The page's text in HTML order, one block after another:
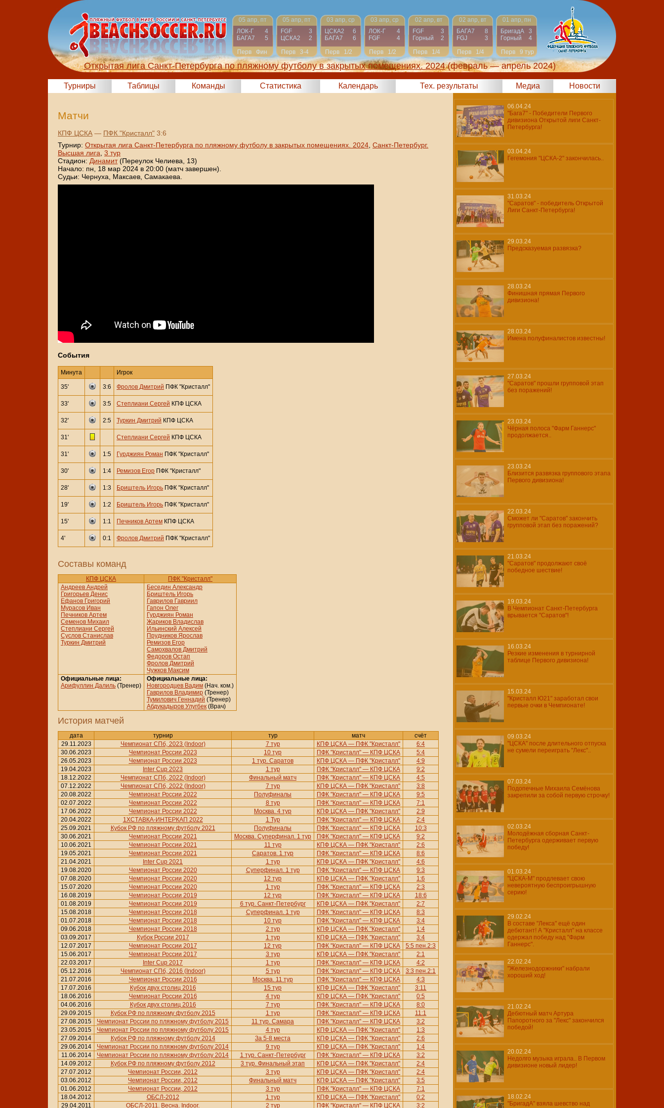
05 апр, пт
ЛОК-Г
4
БАГА7
5
Перв
Фин
05 апр, пт
FGF
3
ЦСКА2
2
Перв
3-4
03 апр, ср
ЦСКА2
6
БАГА7
6
Перв
1/2
03 апр, ср
ЛОК-Г
4
FGF
4
Перв
1/2
02 апр, вт
FGF
3
Горный
2
Перв
1/4
02 апр, вт
БАГА7
8
FGJ
3
Перв
1/4
01 апр, пн
БригадА
3
Горный
4
Перв
9 тур
Открытая лига Санкт-Петербурга по пляжному футболу в закрытых помещениях. 2024 (февраль — апрель 2024)
Турниры Таблицы Команды Статистика Календарь Тех. результаты Медиа Новости
Матчи
КПФ ЦСКА — ПФК "Кристалл" 3:6
Турнир: Открытая лига Санкт-Петербурга по пляжному футболу в закрытых помещениях. 2024 Санкт-Петербург.
Высшая лига 3 тур
Стадион: Динамит(Переулок Челиева, 13)
Начало: пн, 18 мар 2024 в 20:00 (матч завершен).
Судьи: Чернуха, Максаев, Самакаева.
События
Минута Игрок
35' 3:6 Фролов Дмитрий ПФК "Кристалл"
33' 3:5 Степлиани Сергей КПФ ЦСКА
32' 2:5 Туркин Дмитрий КПФ ЦСКА
31' Степлиани Сергей КПФ ЦСКА
31' 1:5 Гурджиян Роман ПФК "Кристалл"
30' 1:4 Ремизов Егор ПФК "Кристалл"
28' 1:3 Бриштель Игорь ПФК "Кристалл"
19' 1:2 Бриштель Игорь ПФК "Кристалл"
15' 1:1 Печников Артем КПФ ЦСКА
4' 0:1 Фролов Дмитрий ПФК "Кристалл"
Составы команд
КПФ ЦСКА
ПФК "Кристалл"
Андреев Андрей
Григорьев Денис
Ефанов Григорий
Мурасов Иван
Печников Артем
Семенов Михаил
Степлиани Сергей
Суслов Станислав
Туркин Дмитрий
Беседин Александр
Бриштель Игорь
Гаврилов Гавриил
Гапон Олег
Гурджиян Роман
Жариков Владислав
Ильинский Алексей
Прудников Ярослав
Ремизов Егор
Самохвалов Дмитрий
Федоров Остап
Фролов Дмитрий
Чужков Максим
Официальные лица:
Арифуллин Далиль (Тренер)
Официальные лица:
Новгородцев Вадим (Нач. ком.)
Гаврилов Владимир (Тренер)
Тумилович Геннадий (Тренер)
Абдукадыров Улугбек (Врач)
История матчей
дата турнир тур матч
счёт
29.11.2023
Чемпионат СПб, 2023 (Indoor) 7 тур КПФ ЦСКА — ПФК "Кристалл"
6:4
30.06.2023
Чемпионат России 2023 10 тур ПФК "Кристалл" — КПФ ЦСКА
5:4
26.05.2023
Чемпионат России 2023 1 тур. Саратов КПФ ЦСКА — ПФК "Кристалл"
4:9
19.04.2023
Inter Cup 2023 1 тур ПФК "Кристалл" — КПФ ЦСКА
9:2
18.12.2022
Чемпионат СПб, 2022 (Indoor) Финальный матч ПФК "Кристалл" — КПФ ЦСКА
4:5
07.12.2022
Чемпионат СПб, 2022 (Indoor) 7 тур КПФ ЦСКА — ПФК "Кристалл"
3:8
20.08.2022
Чемпионат России 2022 Полуфиналы ПФК "Кристалл" — КПФ ЦСКА
9:5
02.07.2022
Чемпионат России 2022 8 тур ПФК "Кристалл" — КПФ ЦСКА
7:1
17.06.2022
Чемпионат России 2022 Москва. 4 тур КПФ ЦСКА — ПФК "Кристалл"
2:9
20.04.2022
1ХСТАВКА-ИНТЕРКАП 2022 1 Тур ПФК "Кристалл" — КПФ ЦСКА
2:4
25.09.2021
Кубок РФ по пляжному футболу 2021 Полуфиналы ПФК "Кристалл" — КПФ ЦСКА
10:3
30.06.2021
Чемпионат России 2021 Москва. Суперфинал. 1 тур ПФК "Кристалл" — КПФ ЦСКА
9:2
10.06.2021
Чемпионат России 2021 11 тур КПФ ЦСКА — ПФК "Кристалл"
2:6
19.05.2021
Чемпионат России 2021 Саратов. 1 тур ПФК "Кристалл" — КПФ ЦСКА
8:6
21.04.2021
Inter Cup 2021 1 тур КПФ ЦСКА — ПФК "Кристалл"
4:6
19.08.2020
Чемпионат России 2020 Суперфинал. 1 тур ПФК "Кристалл" — КПФ ЦСКА
9:3
07.08.2020
Чемпионат России 2020 12 тур КПФ ЦСКА — ПФК "Кристалл"
1:6
15.07.2020
Чемпионат России 2020 1 тур ПФК "Кристалл" — КПФ ЦСКА
2:3
16.08.2019
Чемпионат России 2019 12 тур ПФК "Кристалл" — КПФ ЦСКА
18:6
01.08.2019
Чемпионат России 2019 6 тур. Санкт-Петербург КПФ ЦСКА — ПФК "Кристалл"
2:7
15.08.2018
Чемпионат России 2018 Суперфинал. 1 тур ПФК "Кристалл" — КПФ ЦСКА
8:3
01.07.2018
Чемпионат России 2018 10 тур ПФК "Кристалл" — КПФ ЦСКА
3:4
09.06.2018
Чемпионат России 2018 2 тур КПФ ЦСКА — ПФК "Кристалл"
1:4
03.09.2017
Кубок России 2017 1 тур КПФ ЦСКА — ПФК "Кристалл"
3:4
12.07.2017
Чемпионат России 2017 12 тур ПФК "Кристалл" — КПФ ЦСКА
5:5 пен.2:3
15.06.2017
Чемпионат России 2017 3 тур КПФ ЦСКА — ПФК "Кристалл"
2:1
22.03.2017
Inter Cup 2017 1 тур ПФК "Кристалл" — КПФ ЦСКА
4:2
05.12.2016
Чемпионат СПб, 2016 (Indoor) 5 тур ПФК "Кристалл" — КПФ ЦСКА
3:3 пен.2:1
21.07.2016
Чемпионат России 2016 Москва. 11 тур ПФК "Кристалл" — КПФ ЦСКА
4:3
17.07.2016
Кубок двух столиц 2016 15 тур КПФ ЦСКА — ПФК "Кристалл"
3:11
18.06.2016
Чемпионат России 2016 4 тур КПФ ЦСКА — ПФК "Кристалл"
0:5
04.06.2016
Кубок двух столиц 2016 7 тур ПФК "Кристалл" — КПФ ЦСКА
8:0
29.09.2015
Кубок РФ по пляжному футболу 2015 1 тур ПФК "Кристалл" — КПФ ЦСКА
11:1
27.08.2015
Чемпионат России по пляжному футболу 2015 11 тур. Самара ПФК "Кристалл" — КПФ ЦСКА
3:2
23.05.2015
Чемпионат России по пляжному футболу 2015 4 тур КПФ ЦСКА — ПФК "Кристалл"
1:3
27.09.2014
Кубок РФ по пляжному футболу 2014 За 5-8 места КПФ ЦСКА — ПФК "Кристалл"
2:6
29.06.2014
Чемпионат России по пляжному футболу 2014 9 тур КПФ ЦСКА — ПФК "Кристалл"
1:4
11.06.2014
Чемпионат России по пляжному футболу 2014 1 тур. Санкт-Петербург ПФК "Кристалл" — КПФ ЦСКА
3:2
14.09.2012
Кубок РФ по пляжному футболу 2012 3 тур. Финальный этап КПФ ЦСКА — ПФК "Кристалл"
2:4
27.07.2012
Чемпионат России, 2012 3 тур КПФ ЦСКА — ПФК "Кристалл"
2:4
03.06.2012
Чемпионат России, 2012 Финальный матч КПФ ЦСКА — ПФК "Кристалл"
3:5
01.06.2012
Чемпионат России, 2012 3 тур ПФК "Кристалл" — КПФ ЦСКА
7:1
18.04.2012
ОБСЛ-2012 1 тур КПФ ЦСКА — ПФК "Кристалл"
0:2
29.04.2011
ОБСЛ-2011. Весна. Indoor. 2 тур ПФК "Кристалл" — КПФ ЦСКА 3:2
06.04.24
"Бага7" - Победители Первого
дивизиона Открытой лиги Санкт-
Петербурга!
03.04.24
Гегемония "ЦСКА-2" закончилась..
31.03.24
"Саратов" - победитель Открытой
Лиги Санкт-Петербурга!
29.03.24
Предсказуемая развязка?
28.03.24
Финишная прямая Первого
дивизиона!
28.03.24
Имена полуфиналистов известны!
27.03.24
"Саратов" прошли групповой этап
без поражений!
23.03.24
Чёрная полоса "Фарм Ганнерс"
продолжается..
23.03.24
Близится развязка группового этапа
Первого дивизиона!
22.03.24
Сможет ли "Саратов" закончить
групповой этап без поражений?
21.03.24
"Саратов" продолжают своё
победное шествие!
19.03.24
В Чемпионат Санкт-Петербурга
врывается "Саратов"!
16.03.24
Резкие изменения в турнирной
таблице Первого дивизиона!
15.03.24
"Кристалл Ю21" заработал свои
первые очки в Чемпионате!
09.03.24
"ЦСКА" после длительного отпуска
не сумели переиграть "Лекс"..
07.03.24
Подопечные Михаила Семёнова
закрепили за собой первую строчку!
02.03.24
Молодёжная сборная Санкт-
Петербурга одерживает первую
победу!
01.03.24
"ЦСКА-М" продлевает свою
невероятную беспроигрышную
серию!
29.02.24
В составе "Лекса" ещё один
дебютант! А "Кристалл" на классе
одержал победу над "Фарм
Ганнерс".
22.02.24
"Железнодоржники" набрали
хороший ход!
21.02.24
Дебютный матч Артура
Папоротного за "Лекс" закончился
победой!
20.02.24
Недолго музыка играла.. В Первом
дивизионе новый лидер!
18.02.24
"БригадА" взяла шевство над